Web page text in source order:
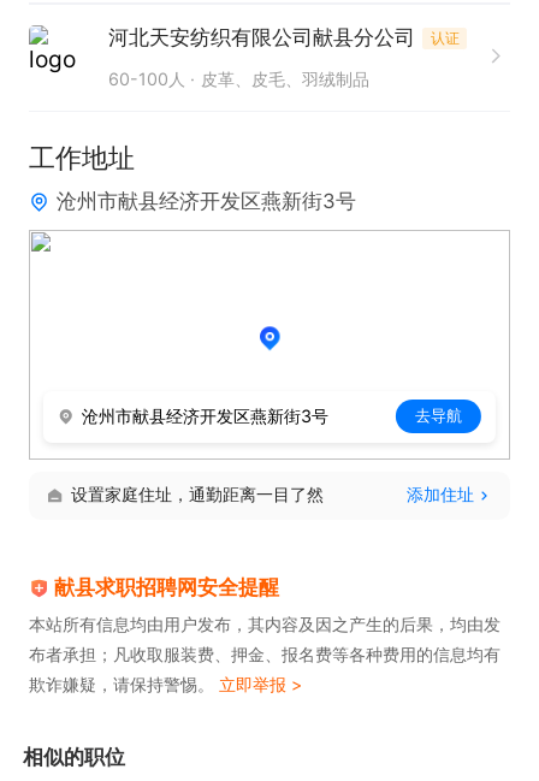
河北天安纺织有限公司献县分公司 认证
60-100人 皮革、皮毛、羽绒制品
工作地址
沧州市献县经济开发区燕新街3号
沧州市献县经济开发区燕新街3号 去导航
设置家庭住址，通勤距离一目了然 添加住址
献县求职招聘网安全提醒
本站所有信息均由用户发布，其内容及因之产生的后果，均由发
布者承担；凡收取服装费、押金、报名费等各种费用的信息均有
欺诈嫌疑，请保持警惕。 立即举报 >
相似的职位